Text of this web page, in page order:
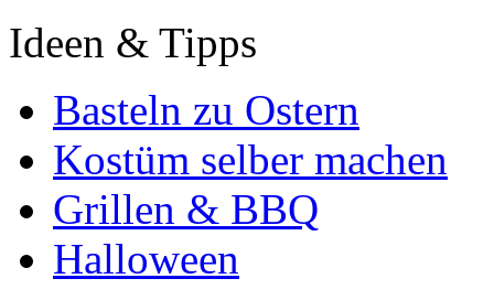
Ideen & Tipps
Basteln zu Ostern
Kostüm selber machen
Grillen & BBQ
Halloween